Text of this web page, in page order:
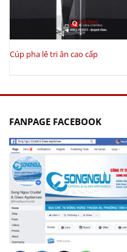
Cúp pha lê tri ân cao cấp
FANPAGE FACEBOOK